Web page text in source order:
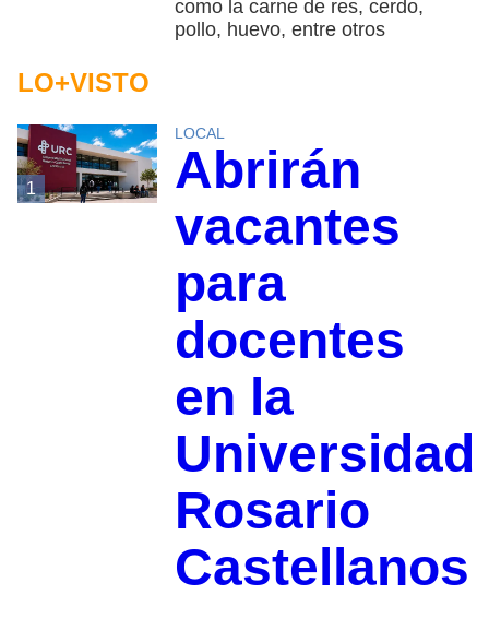
como la carne de res, cerdo,
pollo, huevo, entre otros
LO+VISTO
1
LOCAL
Abrirán
vacantes
para
docentes
en la
Universidad
Rosario
Castellanos